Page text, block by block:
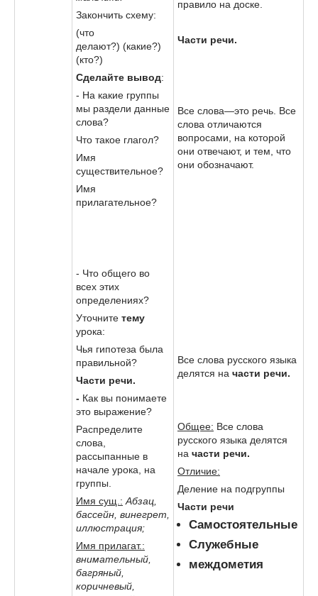
Закончить схему:
(что
делают?) (какие?)
(кто?)
Сделайте вывод:
- На какие группы
мы раздели данные
слова?
Что такое глагол?
Имя
существительное?
Имя
прилагательное?
- Что общего во
всех этих
определениях?
Уточните тему
урока:
Чья гипотеза была
правильной?
Части речи.
- Как вы понимаете
это выражение?
Распределите
слова,
рассыпанные в
начале урока, на
группы.
Имя сущ.: Абзац,
бассейн, винегрет,
иллюстрация;
Имя прилагат.:
внимательный,
багряный,
коричневый,
правило на доске.
Части речи.
Все слова—это речь. Все
слова отличаются
вопросами, на которой
они отвечают, и тем, что
они обозначают.
Все слова русского языка
делятся на части речи.
Общее: Все слова
русского языка делятся
на части речи.
Отличие:
Деление на подгруппы
Части речи
Самостоятельные
Служебные
междометия